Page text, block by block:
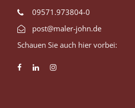
09571.973804-0
post@maler-john.de
Schauen Sie auch hier vorbei: